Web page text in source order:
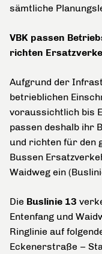
sämtliche
VBK passen
richten
Aufgrund der
betrieblichen
voraussichtlich bis
passen deshalb ihr
und richten für den
Bussen
Waidweg ein
Die Buslinie 13
Entenfang und
Ringlinie auf
Eckenerstraße –